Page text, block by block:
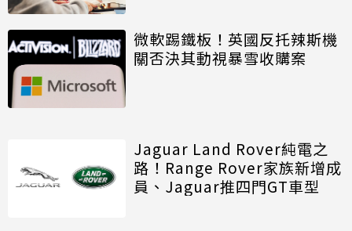
微軟踢鐵板！英國反托辣斯機
關否決其動視暴雪收購案
Jaguar Land Rover純電之
路！Range Rover家族新增成
員、Jaguar推四門GT車型